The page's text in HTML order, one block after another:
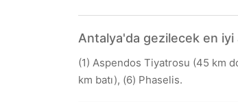
Antalya'da gezilecek en
(1) Aspendos Tiyatrosu (45 km
km batı), (6) Phaselis.